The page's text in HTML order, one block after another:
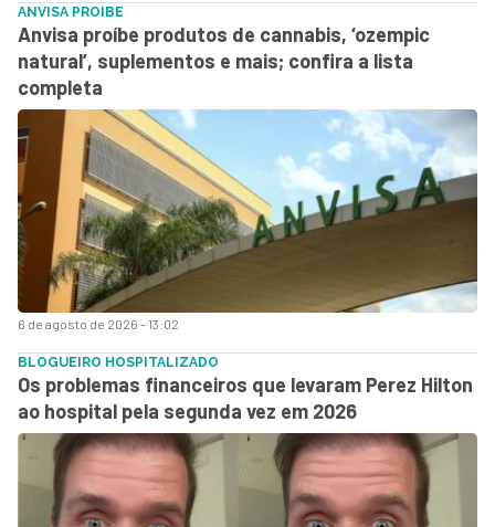
6 de agosto de 2026 - 13:02
ANVISA PROIBE
Anvisa proíbe produtos de cannabis, ‘ozempic
natural’, suplementos e mais; confira a lista
completa
BLOGUEIRO HOSPITALIZADO
Os problemas financeiros que levaram Perez Hilton
ao hospital pela segunda vez em 2026